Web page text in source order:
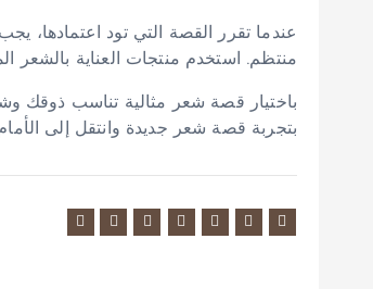
عندما تقرر القصة التي تود اعتمادها،
منتظم. استخدم منتجات العناية بالشعر
باختيار قصة شعر مثالية تناسب ذوقك
بتجربة قصة شعر جديدة وانتقل إلى الأمام